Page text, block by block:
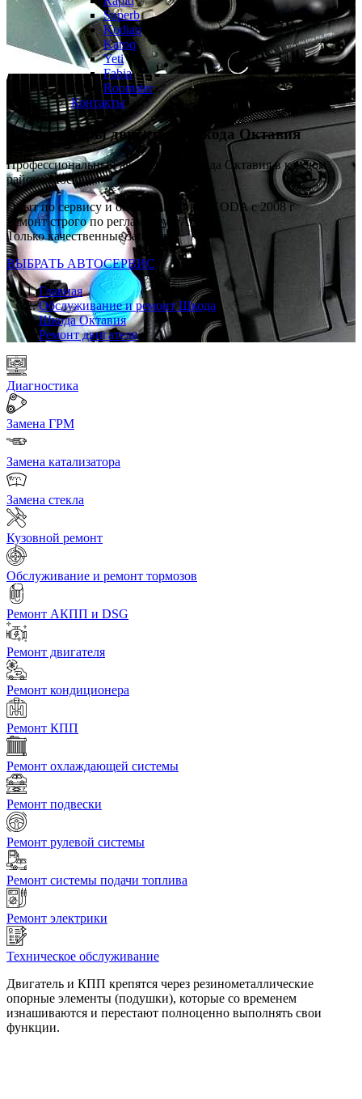
Superb
Kodiaq
Karoq
Yeti
Fabia
Roomster
Контакты
Замена опоры двигателя Шкода Октавия
Профессиональный автосервис Шкода Октавия в каждом
районе Москвы
Опыт по сервису и обслуживанию SKODA с 2008 г
Ремонт строго по регламенту VAG
Только качественные запчасти
ВЫБРАТЬ АВТОСЕРВИС
Главная
Обслуживание и ремонт Шкода
Шкода Октавия
Ремонт двигателя
Диагностика
Замена ГРМ
Замена катализатора
Замена стекла
Кузовной ремонт
Обслуживание и ремонт тормозов
Ремонт АКПП и DSG
Ремонт двигателя
Ремонт кондиционера
Ремонт КПП
Ремонт охлаждающей системы
Ремонт подвески
Ремонт рулевой системы
Ремонт системы подачи топлива
Ремонт электрики
Техническое обслуживание
Двигатель и КПП крепятся через резинометаллические
опорные элементы (подушки), которые со временем
изнашиваются и перестают полноценно выполнять свои
функции.